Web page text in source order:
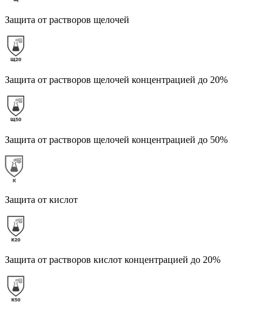
Защита от растворов щелочей
Защита от растворов щелочей концентрацией до 20%
Защита от растворов щелочей концентрацией до 50%
Защита от кислот
Защита от растворов кислот концентрацией до 20%